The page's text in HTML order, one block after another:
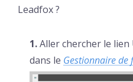
Leadfox ?
1.Aller chercher le
dans le Gestionnaire de